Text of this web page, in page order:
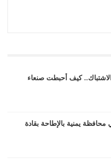
كيف أحبطت صنعاء
يمنية بالإطاحة بقادة